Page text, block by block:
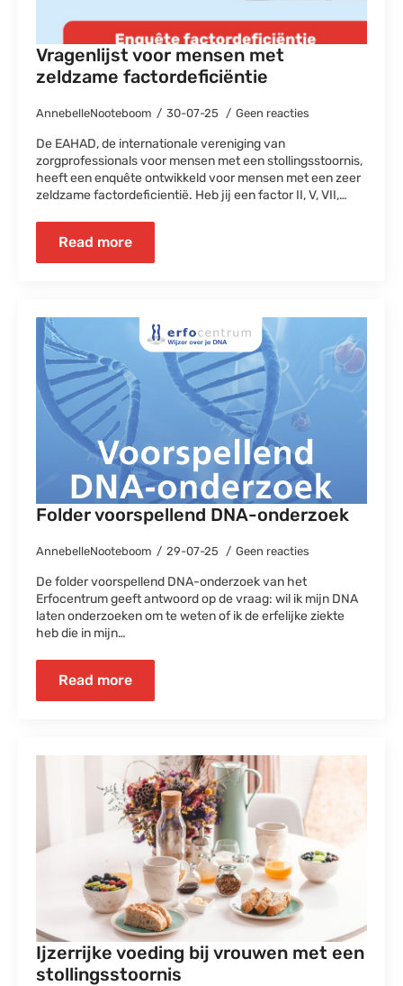
Vragenlijst voor mensen met
zeldzame factordeficiëntie
AnnebelleNooteboom 30-07-25 Geen reacties
De EAHAD, de internationale vereniging van
zorgprofessionals voor mensen met een stollingsstoornis,
heeft een enquête ontwikkeld voor mensen met een zeer
zeldzame factordeficientië. Heb jij een factor II, V, VII,…
Read more
Folder voorspellend DNA-onderzoek
AnnebelleNooteboom 29-07-25 Geen reacties
De folder voorspellend DNA-onderzoek van het
Erfocentrum geeft antwoord op de vraag: wil ik mijn DNA
laten onderzoeken om te weten of ik de erfelijke ziekte
heb die in mijn…
Read more
Ijzerrijke voeding bij vrouwen met een
stollingsstoornis